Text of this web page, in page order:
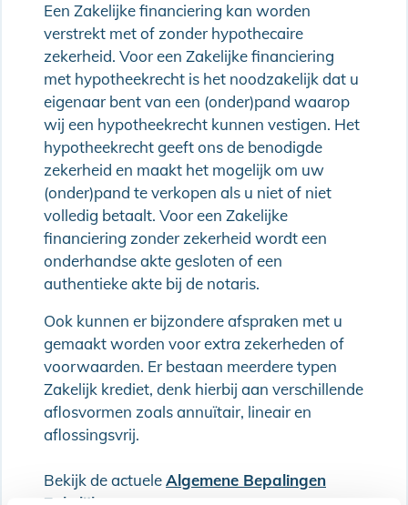
Een Zakelijke financiering kan worden
verstrekt met of zonder hypothecaire
zekerheid. Voor een Zakelijke financiering
met hypotheekrecht is het noodzakelijk dat u
eigenaar bent van een (onder)pand waarop
wij een hypotheekrecht kunnen vestigen. Het
hypotheekrecht geeft ons de benodigde
zekerheid en maakt het mogelijk om uw
(onder)pand te verkopen als u niet of niet
volledig betaalt. Voor een Zakelijke
financiering zonder zekerheid wordt een
onderhandse akte gesloten of een
authentieke akte bij de notaris.
Ook kunnen er bijzondere afspraken met u
gemaakt worden voor extra zekerheden of
voorwaarden. Er bestaan meerdere typen
Zakelijk krediet, denk hierbij aan verschillende
aflosvormen zoals annuïtair, lineair en
aflossingsvrij.
Bekijk de actueleAlgemene Bepalingen